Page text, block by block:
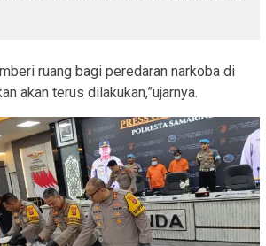
ruang bagi peredaran narkoba di
akan terus dilakukan,”ujarnya.